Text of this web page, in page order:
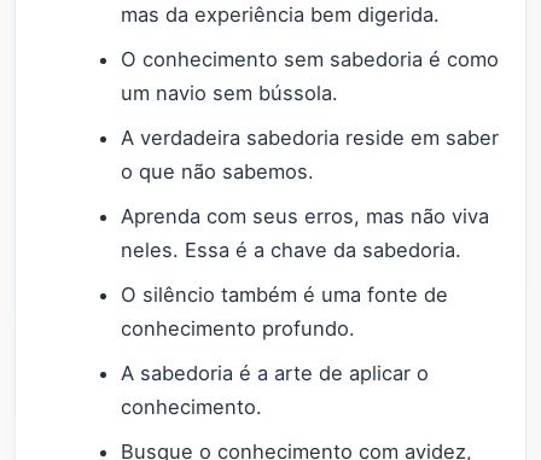
mas da experiência bem digerida.
O conhecimento sem sabedoria é como
um navio sem bússola.
A verdadeira sabedoria reside em saber
o que não sabemos.
Aprenda com seus erros, mas não viva
neles. Essa é a chave da sabedoria.
O silêncio também é uma fonte de
conhecimento profundo.
A sabedoria é a arte de aplicar o
conhecimento.
Busque o conhecimento com avidez,